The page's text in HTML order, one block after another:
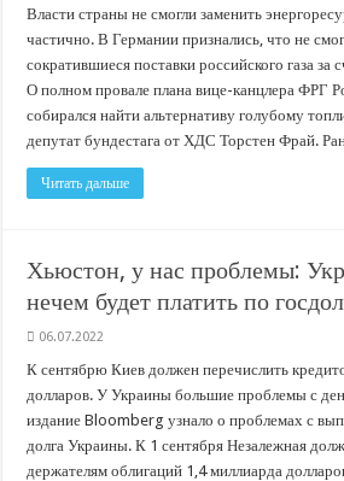
Власти страны не смогли заменить
частично. В Германии признались, что не
сократившиеся поставки российского газа за
О полном провале плана вице-канцлера ФРГ
собирался найти альтернативу голубому
депутат бундестага от ХДС Торстен Фрай.
Читать дальше
Хьюстон, у нас проблемы:
нечем будет платить по
06.07.2022
К сентябрю Киев должен перечислить
долларов. У Украины большие проблемы с
издание Bloomberg узнало о проблемах с
долга Украины. К 1 сентября Незалежная
держателям облигаций 1,4 миллиарда